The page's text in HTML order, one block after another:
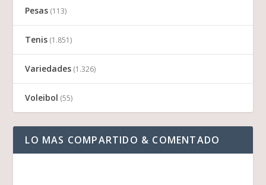
Pesas (113)
Tenis (1.851)
Variedades (1.326)
Voleibol (55)
LO MAS COMPARTIDO & COMENTADO